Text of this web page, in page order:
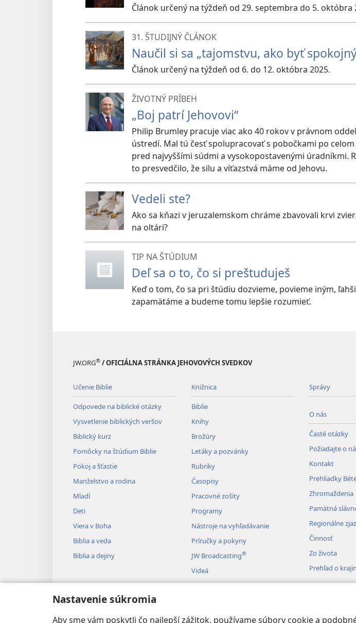
Nastavenie súkromia
Aby sme vám poskytli čo najlepší zážitok, používame súbory cookie a
Článok určený na týždeň od 29. septembra do 5. októbra
31. ŠTUDIJNÝ ČLÁNOK
Naučil si sa „tajomstvu, ako byť
Článok určený na týždeň od 6. do 12. októbra 2025.
ŽIVOTNÝ PRÍBEH
„Boj patrí Jehovovi“
Philip Brumley pracuje viac ako 40 rokov v právnom
ústredí. Mal tú česť spolupracovať s pobočkami po
pred najvyššími súdmi a vysokopostavenými úradníkmi.
to presvedčilo, že silu a víťazstvá máme od Jehovu.
Vedeli ste?
Ako sa kňazi v jeruzalemskom chráme zbavovali krvi
na oltári?
TIP NA ŠTÚDIUM
Deľ sa o to, čo si preštuduješ
Keď o tom, čo sa pri štúdiu dozvieme, povieme iným,
zapamätáme a budeme tomu lepšie rozumieť.
JW.ORG® / OFICIÁLNA STRÁNKA JEHOVOVÝCH SVEDKOV
Učenie Biblie
Odpovede na biblické otázky
Vysvetlenie biblických veršov
Biblický kurz
Pomôcky na štúdium Biblie
Pokoj a šťastie
Manželstvo a rodina
Mladí
Deti
Viera v Boha
Biblia a veda
Biblia a dejiny
Knižnica
Biblie
Knihy
Brožúry
Letáky a pozvánky
Rubriky
Časopisy
Pracovné zošity
Programy
Nástroje na vyhľadávanie
Príručky a pokyny
JW Broadcasting®
Videá
Hudba
Dramatizované čítanie Biblie
Správy
O nás
Časté otázky
Požiadajte o
Kontakt
Prehliadky
Zhromaždenia
Pamätná
Regionálne
Činnosť
Zo života
Prehľad o